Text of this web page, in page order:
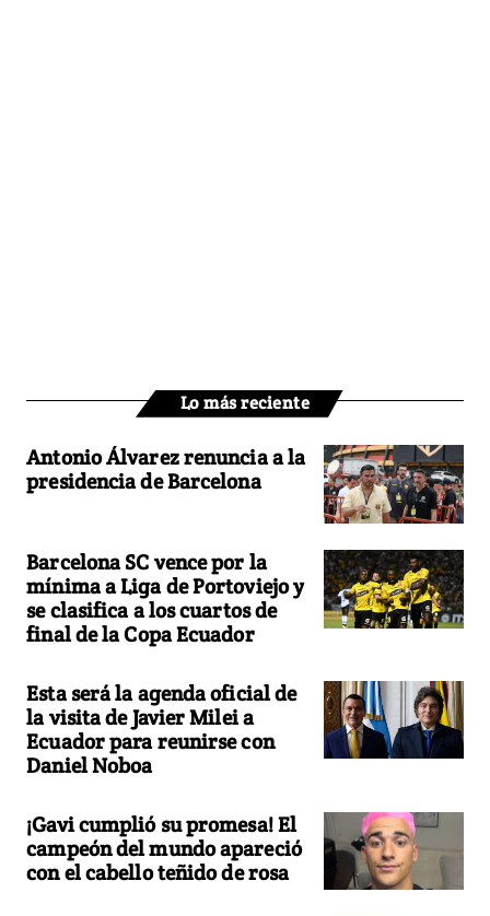
Lo más reciente
Antonio Álvarez renuncia a la
presidencia de Barcelona
Barcelona SC vence por la
mínima a Liga de Portoviejo y
se clasifica a los cuartos de
final de la Copa Ecuador
Esta será la agenda oficial de
la visita de Javier Milei a
Ecuador para reunirse con
Daniel Noboa
¡Gavi cumplió su promesa! El
campeón del mundo apareció
con el cabello teñido de rosa